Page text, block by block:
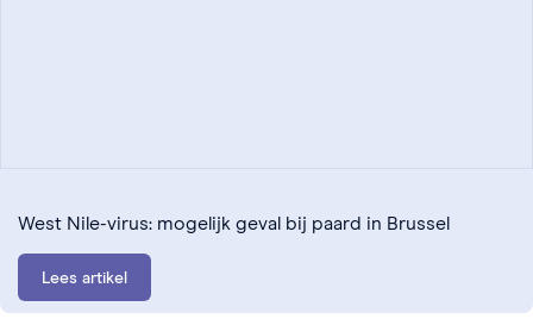
West Nile-virus: mogelijk geval bij paard in Brussel
Lees artikel